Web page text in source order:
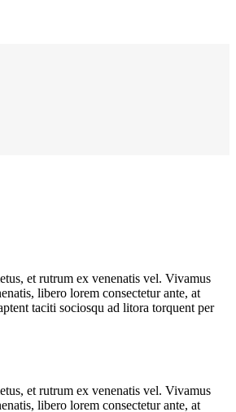
et rutrum ex venenatis vel. Vivamus
libero lorem consectetur ante, at
taciti sociosqu ad litora torquent per
et rutrum ex venenatis vel. Vivamus
libero lorem consectetur ante, at